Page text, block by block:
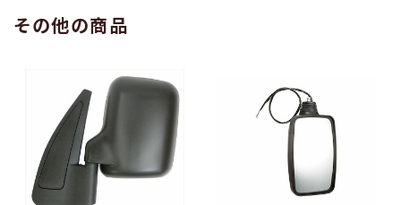
その他の商品